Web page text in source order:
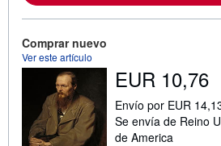
Comprar nuevo
Ver este artículo
EUR 10,76
Envío por EUR
Se envía de Reino
de America